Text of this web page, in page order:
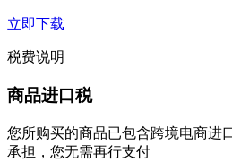
立即下载
税费说明
商品进口税
您所购买的商品已包含跨境电商进
承担，您无需再行支付